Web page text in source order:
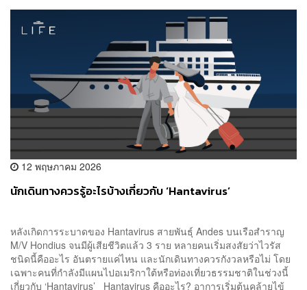
12 พฤษภาคม 2026
นักเดินทางควรรู้อะไรบ้างเกี่ยวกับ ‘Hantavirus’
หลังเกิดการระบาดของ Hantavirus สายพันธุ์ Andes บนเรือสำราญ
M/V Hondius จนมีผู้เสียชีวิตแล้ว 3 ราย หลายคนเริ่มสงสัยว่าไวรัส
ชนิดนี้คืออะไร อันตรายแค่ไหน และนักเดินทางควรกังวลหรือไม่ โดย
เฉพาะคนที่กำลังมีแผนไปอเมริกาใต้หรือท่องเที่ยวธรรมชาติในช่วงนี้
เกี่ยวกับ ‘Hantavirus’ Hantavirus คืออะไร? อาการเริ่มต้นคล้ายไข้